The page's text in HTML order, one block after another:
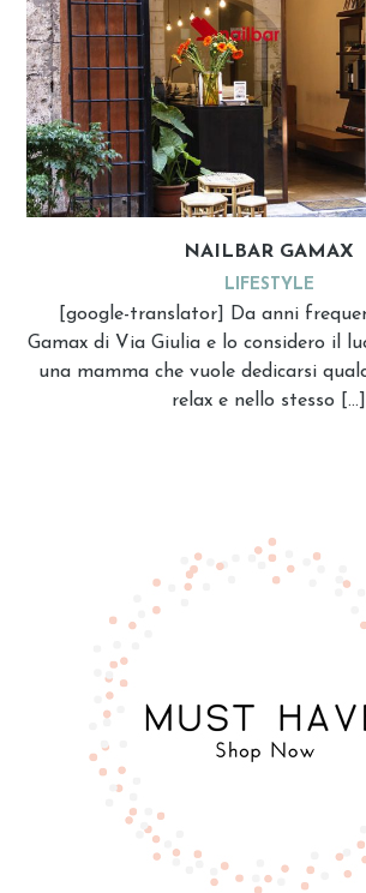
NAILBAR GAMAX
LIFESTYLE
[google-translator] Da anni
Gamax di Via Giulia e lo considero il
una mamma che vuole dedicarsi
relax e nello stesso […]